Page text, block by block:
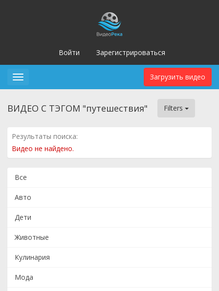
Войти Зарегистрироваться
Загрузить видео
Toggle
ВИДЕО С ТЭГОМ "путешествия" Filters
Результаты поиска:
Видео не найдено.
Все
Авто
Дети
Животные
Кулинария
Мода